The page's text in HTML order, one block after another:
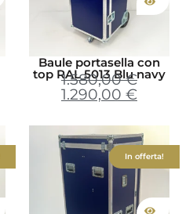
Baule portasella con
top RAL 5013 Blu navy
1.580,00€
1.290,00 €
In offerta!